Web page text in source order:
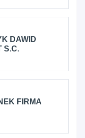
DAWID
S.C.
FIRMA